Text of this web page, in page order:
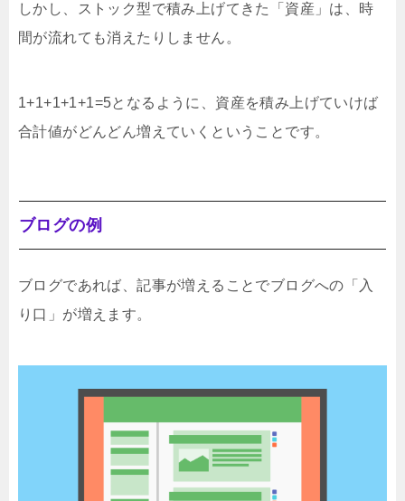
しかし、ストック型で積み上げてきた「資産」は、時
間が流れても消えたりしません。
1+1+1+1+1=5となるように、資産を積み上げていけば
合計値がどんどん増えていくということです。
ブログの例
ブログであれば、記事が増えることでブログへの「入
り口」が増えます。